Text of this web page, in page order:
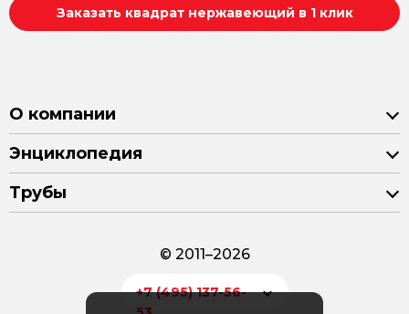
Заказать квадрат нержавеющий в 1 клик
О компании
Энциклопедия
Трубы
© 2011–2026
+7 (495) 137-56-